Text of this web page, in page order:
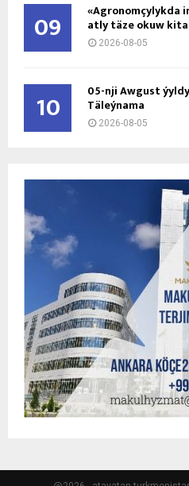
09 «Agronomçylykda
atly täze okuw
2026-08-05
10 05-nji Awgust
Täleýnama
2026-08-05